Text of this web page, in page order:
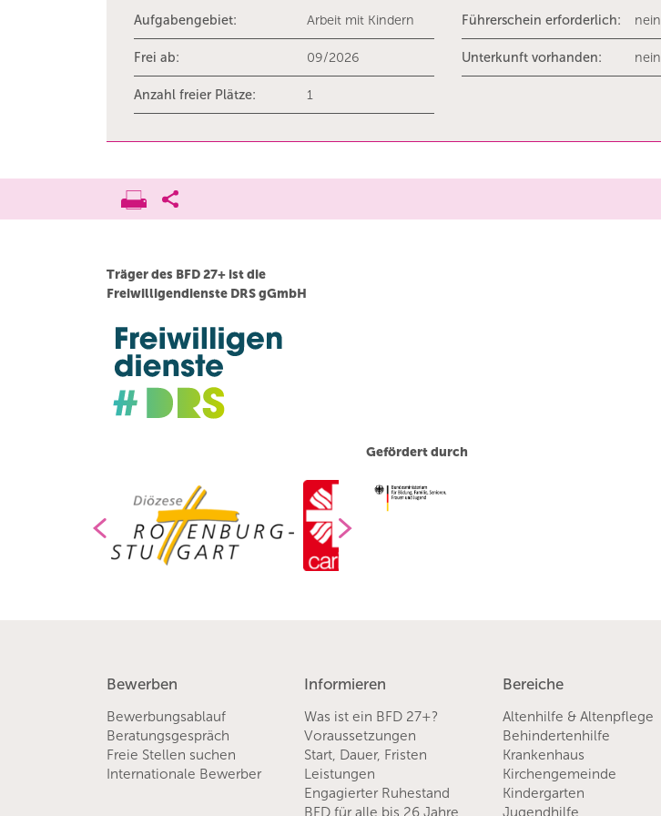
Aufgabengebiet: Arbeit mit Kindern
Frei ab: 09/2026
Anzahl freier Plätze: 1
Führerschein erforderlich: nein
Unterkunft vorhanden: nein
Träger des BFD 27+ ist die
Freiwilligendienste DRS gGmbH
Gefördert durch
Bewerben
Bewerbungsablauf
Beratungsgespräch
Freie Stellen suchen
Internationale Bewerber
Informieren
Was ist ein BFD 27+?
Voraussetzungen
Start, Dauer, Fristen
Leistungen
Engagierter Ruhestand
BFD für alle bis 26 Jahre
Bereiche
Altenhilfe & Altenpflege
Behindertenhilfe
Krankenhaus
Kirchengemeinde
Kindergarten
Jugendhilfe